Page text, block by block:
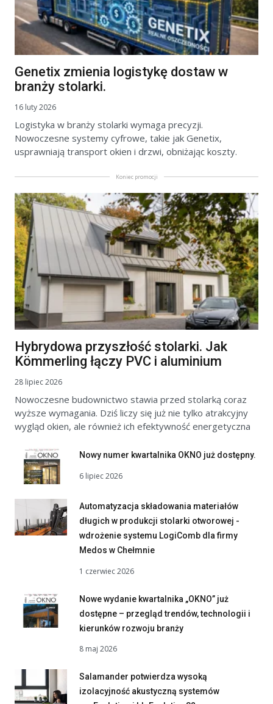
Genetix zmienia logistykę dostaw w
branży stolarki.
16 luty 2026
Logistyka w branży stolarki wymaga precyzji.
Nowoczesne systemy cyfrowe, takie jak Genetix,
usprawniają transport okien i drzwi, obniżając koszty.
Koniec promocji
Hybrydowa przyszłość stolarki. Jak
Kömmerling łączy PVC i aluminium
28 lipiec 2026
Nowoczesne budownictwo stawia przed stolarką coraz
wyższe wymagania. Dziś liczy się już nie tylko atrakcyjny
wygląd okien, ale również ich efektywność energetyczna
Nowy numer kwartalnika OKNO już dostępny.
6 lipiec 2026
Automatyzacja składowania materiałów
długich w produkcji stolarki otworowej -
wdrożenie systemu LogiComb dla firmy
Medos w Chełmnie
1 czerwiec 2026
Nowe wydanie kwartalnika „OKNO” już
dostępne – przegląd trendów, technologii i
kierunków rozwoju branży
8 maj 2026
Salamander potwierdza wysoką
izolacyjność akustyczną systemów